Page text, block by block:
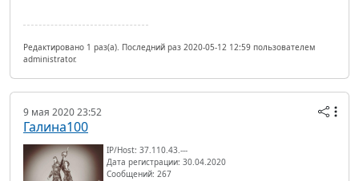
Редактировано 1 раз(а). Последний раз 2020-05-12 12:59 пользователем
administrator.
9 мая 2020 23:52
Галина100
IP/Host: 37.110.43.---
Дата регистрации: 30.04.2020
Сообщений: 267